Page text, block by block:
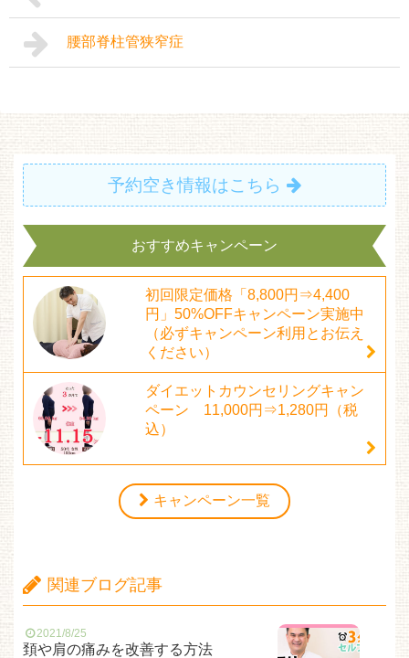
腰部脊柱管狭窄症
予約空き情報はこちら
おすすめキャンペーン
初回限定価格「8,800円⇒4,400
円」50%OFFキャンペーン実施中
（必ずキャンペーン利用とお伝え
ください）
ダイエットカウンセリングキャン
ペーン 11,000円⇒1,280円（税
込）
キャンペーン一覧
関連ブログ記事
2021/8/25
頚や肩の痛みを改善する方法